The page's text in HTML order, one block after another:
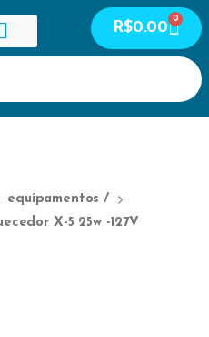
R$0.00
0
equipamentos /
X-5 25w -127V